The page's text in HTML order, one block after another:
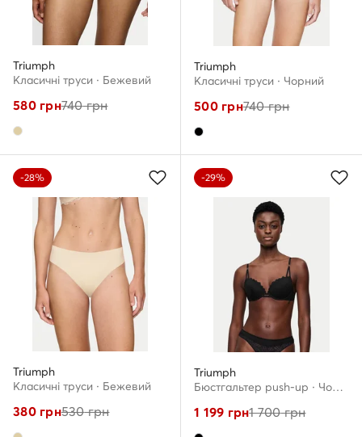
Triumph
Класичні труси · Бежевий
580грн740грн
Triumph
Класичні труси · Чорний
500грн740грн
-28%
Triumph
Класичні труси · Бежевий
380грн530грн
-29%
Triumph
Бюстгальтер push-up · Чорний
1 199 грн1 700грн